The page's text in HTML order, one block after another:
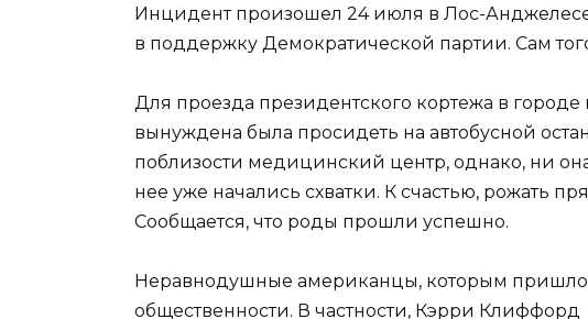
Инцидент произошел 24 июля в Лос-
в поддержку Демократической партии. Сам
Для проезда президентского кортежа в
вынуждена была просидеть на автобусной
поблизости медицинский центр, однако, ни
нее уже начались схватки. К счастью, рожать
Сообщается, что роды прошли успешно.
Неравнодушные американцы, которым
общественности. В частности, Кэрри